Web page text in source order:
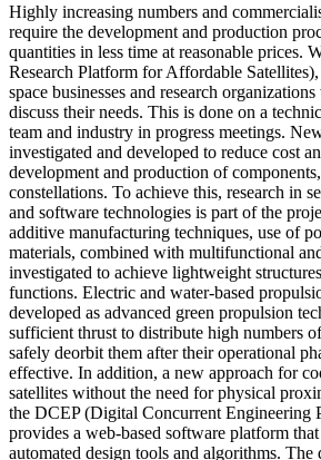
Highly increasing numbers and
require the development and production
quantities in less time at reasonable prices.
Research Platform for Affordable
space businesses and research
discuss their needs. This is done on a
team and industry in progress meetings.
investigated and developed to reduce cost
development and production of
constellations. To achieve this, research in
and software technologies is part of the
additive manufacturing techniques, use of
materials, combined with multifunctional
investigated to achieve lightweight
functions. Electric and water-based
developed as advanced green propulsion
sufficient thrust to distribute high numbers
safely deorbit them after their operational
effective. In addition, a new approach for
satellites without the need for physical
the DCEP (Digital Concurrent Engineering
provides a web-based software platform
automated design tools and algorithms. The